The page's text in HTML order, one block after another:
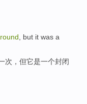
, but it was a
次 ， 但它是一个封闭